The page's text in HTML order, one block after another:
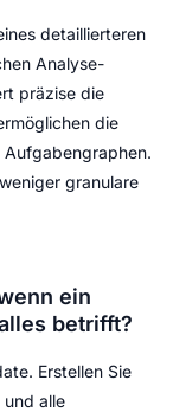
detaillierteren
Analyse-
präzise die
die
granulare
ein
betrifft?
Erstellen Sie
alle